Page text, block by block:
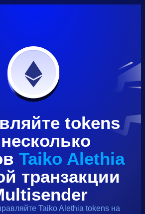
tokens
Taiko Alethia
транзакции
Taiko Alethia tokensна